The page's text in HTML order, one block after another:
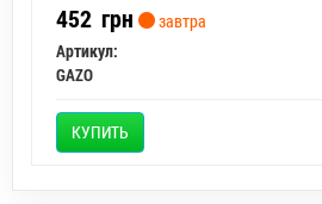
452 грн
завтра
Артикул:
GAZO
КУПИТЬ